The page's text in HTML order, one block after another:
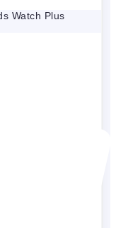
Watch Plus